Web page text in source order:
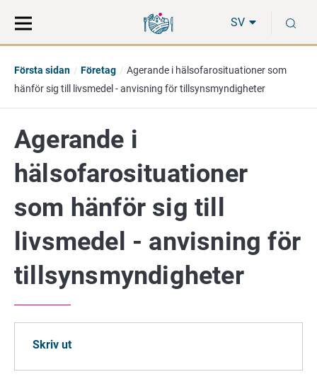
direkt
till
på
hela
SV
Första sidan Företag
Agerande i hälsofarosituationer som
hänför sig till livsmedel - anvisning för tillsynsmyndigheter
Agerande i
hälsofarosituationer
som hänför sig till
livsmedel - anvisning för
tillsynsmyndigheter
Skriv ut